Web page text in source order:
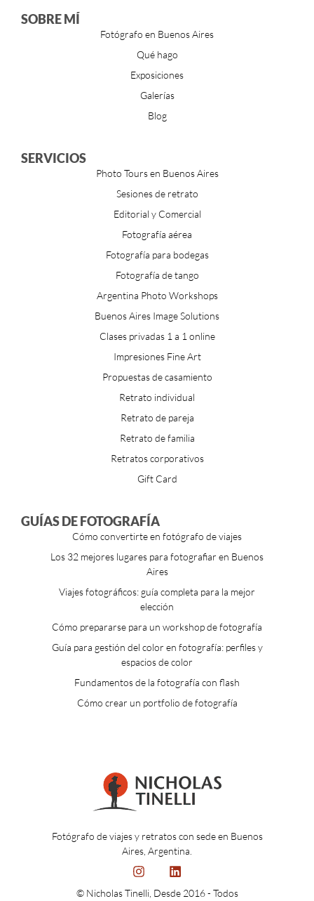
Fotógrafo de viajes y retratos con sede en Buenos
Aires, Argentina.
© Nicholas Tinelli, Desde 2016 - Todos
SOBRE MÍ
Fotógrafo en Buenos Aires
Qué hago
Exposiciones
Galerías
Blog
SERVICIOS
Photo Tours en Buenos Aires
Sesiones de retrato
Editorial y Comercial
Fotografía aérea
Fotografía para bodegas
Fotografía de tango
Argentina Photo Workshops
Buenos Aires Image Solutions
Clases privadas 1 a 1 online
Impresiones Fine Art
Propuestas de casamiento
Retrato individual
Retrato de pareja
Retrato de familia
Retratos corporativos
Gift Card
GUÍAS DE FOTOGRAFÍA
Cómo convertirte en fotógrafo de viajes
Los 32 mejores lugares para fotografiar en Buenos
Aires
Viajes fotográficos: guía completa para la mejor
elección
Cómo prepararse para un workshop de fotografía
Guía para gestión del color en fotografía: perfiles y
espacios de color
Fundamentos de la fotografía con flash
Cómo crear un portfolio de fotografía